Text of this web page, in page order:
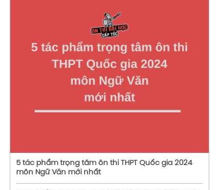
Xem chi tiết
5 tác phẩm trọng tâm ôn thi THPT Quốc gia 2024
môn Ngữ Văn mới nhất